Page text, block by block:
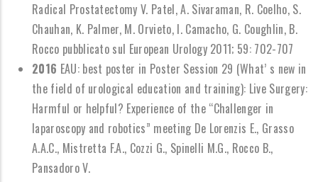
Radical Prostatectomy V. Patel, A. Sivaraman, R. Coelho, S.
Chauhan, K. Palmer, M. Orvieto, I. Camacho, G. Coughlin, B.
Rocco pubblicato sul European Urology 2011; 59: 702-707
2016 EAU: best poster in Poster Session 29 (What’ s new in
the field of urological education and training): Live Surgery:
Harmful or helpful? Experience of the “Challenger in
laparoscopy and robotics” meeting De Lorenzis E., Grasso
A.A.C., Mistretta F.A., Cozzi G., Spinelli M.G., Rocco B.,
Pansadoro V.